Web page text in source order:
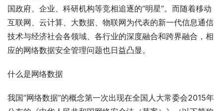
国政府、企业、科研机构等竞相追逐的“明星”。而随着移动
互联网、云计算、大数据、物联网为代表的新一代信息通信
技术与经济社会各领域、各行业的深度融合和跨界融合，相
应的网络数据安全管理问题也日益凸显。
什么是网络数据
我国“网络数据”的概念第一次出现在全国人大常委会2015年